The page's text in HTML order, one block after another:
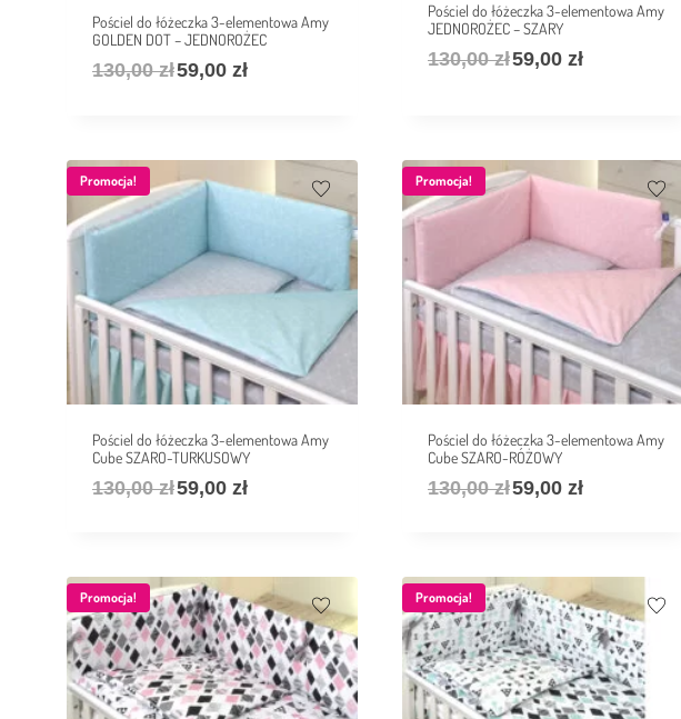
Pościel do łóżeczka 3-elementowa Amy
GOLDEN DOT – JEDNOROŻEC
130,00zł59,00 zł
Pościel do łóżeczka 3-elementowa Amy
JEDNOROŻEC – SZARY
130,00zł59,00 zł
Promocja!
Pościel do łóżeczka 3-elementowa Amy
Cube SZARO-TURKUSOWY
130,00zł59,00 zł
Promocja!
Pościel do łóżeczka 3-elementowa Amy
Cube SZARO-RÓŻOWY
130,00zł59,00 zł
Promocja! Promocja!